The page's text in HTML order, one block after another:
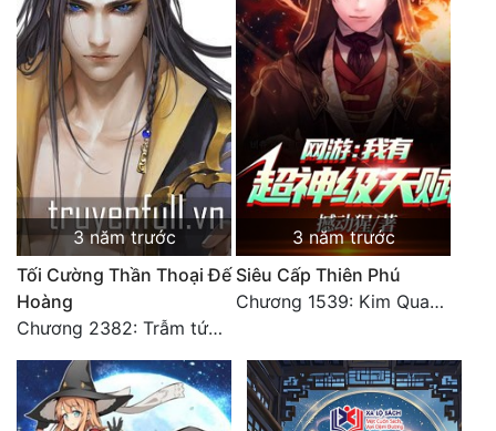
3 năm trước
Tối Cường Thần Thoại Đế
Hoàng
Chương 2382: Trẫm tức hết thảy (*Đại Kết Cục) (2)
3 năm trước
Siêu Cấp Thiên Phú
Chương 1539: Kim Quang Kiếm Tôn